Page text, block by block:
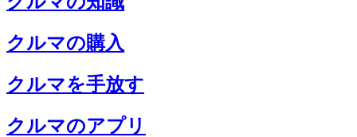
クルマの購入
クルマを手放す
クルマのアプリ